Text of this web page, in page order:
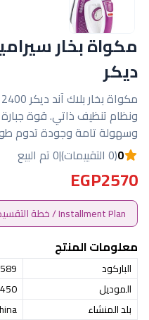
ديكر
ونظام تنظيف ذاتي. قوة جبارة
وسهولة تامة وجودة تدوم
0(0 التقييمات) |0 تم البيع
EGP2570
Installment Plan / خطة التقسيط
معلومات المنتج
الباركود
الموديل
بلد المنشاء